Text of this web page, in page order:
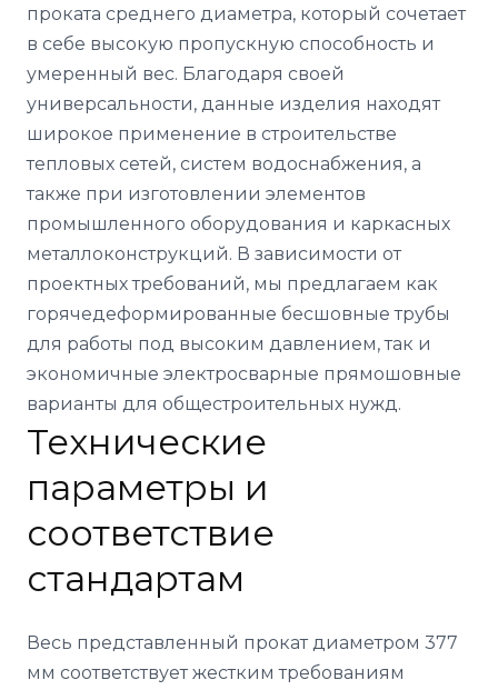
проката среднего диаметра, который сочетает
в себе высокую пропускную способность и
умеренный вес. Благодаря своей
универсальности, данные изделия находят
широкое применение в строительстве
тепловых сетей, систем водоснабжения, а
также при изготовлении элементов
промышленного оборудования и каркасных
металлоконструкций. В зависимости от
проектных требований, мы предлагаем как
горячедеформированные бесшовные трубы
для работы под высоким давлением, так и
экономичные электросварные прямошовные
варианты для общестроительных нужд.
Технические
параметры и
соответствие
стандартам
Весь представленный прокат диаметром 377
мм соответствует жестким требованиям